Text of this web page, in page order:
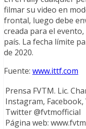
filmar su video en
frontal, luego debe
creada para el
país. La fecha límite
de 2020.
Fuente: www.ittf.com
Prensa FVTM. Lic.
Instagram,
Twitter @fvtmofficial
Página web: